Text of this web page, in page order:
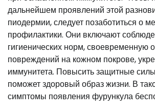
дальнейшем проявлений этой
пиодермии, следует позаботиться о
профилактики. Они включают
гигиенических норм, своевременную
повреждений на кожном покрове,
иммунитета. Повысить защитные
поможет здоровый образ жизни. В
симптомы появления фурункула